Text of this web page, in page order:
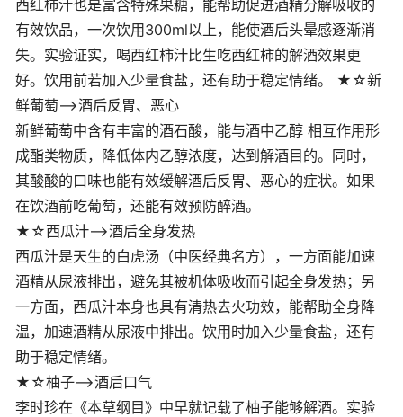
西红柿汁也是富含特殊果糖，能帮助促进酒精分解吸收的
有效饮品，一次饮用300ml以上，能使酒后头晕感逐渐消
失。实验证实，喝西红柿汁比生吃西红柿的解酒效果更
好。饮用前若加入少量食盐，还有助于稳定情绪。 ★☆新
鲜葡萄——>酒后反胃、恶心
新鲜葡萄中含有丰富的酒石酸，能与酒中乙醇 相互作用形
成酯类物质，降低体内乙醇浓度，达到解酒目的。同时，
其酸酸的口味也能有效缓解酒后反胃、恶心的症状。如果
在饮酒前吃葡萄，还能有效预防醉酒。
★☆西瓜汁——>酒后全身发热
西瓜汁是天生的白虎汤（中医经典名方），一方面能加速
酒精从尿液排出，避免其被机体吸收而引起全身发热；另
一方面，西瓜汁本身也具有清热去火功效，能帮助全身降
温，加速酒精从尿液中排出。饮用时加入少量食盐，还有
助于稳定情绪。
★☆柚子——>酒后口气
李时珍在《本草纲目》中早就记载了柚子能够解酒。实验